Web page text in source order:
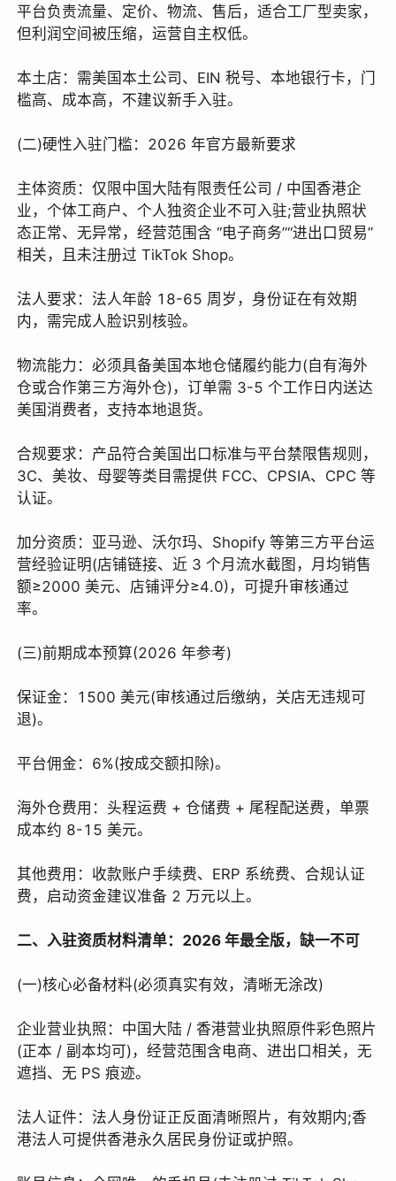
平台负责流量、定价、物流、售后，适合工厂型卖家，
但利润空间被压缩，运营自主权低。
本土店：需美国本土公司、EIN 税号、本地银行卡，门
槛高、成本高，不建议新手入驻。
(二)硬性入驻门槛：2026 年官方最新要求
主体资质：仅限中国大陆有限责任公司 / 中国香港企
业，个体工商户、个人独资企业不可入驻;营业执照状
态正常、无异常，经营范围含 “电子商务”“进出口贸易”
相关，且未注册过 TikTok Shop。
法人要求：法人年龄 18-65 周岁，身份证在有效期
内，需完成人脸识别核验。
物流能力：必须具备美国本地仓储履约能力(自有海外
仓或合作第三方海外仓)，订单需 3-5 个工作日内送达
美国消费者，支持本地退货。
合规要求：产品符合美国出口标准与平台禁限售规则，
3C、美妆、母婴等类目需提供 FCC、CPSIA、CPC 等
认证。
加分资质：亚马逊、沃尔玛、Shopify 等第三方平台运
营经验证明(店铺链接、近 3 个月流水截图，月均销售
额≥2000 美元、店铺评分≥4.0)，可提升审核通过
率。
(三)前期成本预算(2026 年参考)
保证金：1500 美元(审核通过后缴纳，关店无违规可
退)。
平台佣金：6%(按成交额扣除)。
海外仓费用：头程运费 + 仓储费 + 尾程配送费，单票
成本约 8-15 美元。
其他费用：收款账户手续费、ERP 系统费、合规认证
费，启动资金建议准备 2 万元以上。
二、入驻资质材料清单：2026 年最全版，缺一不可
(一)核心必备材料(必须真实有效，清晰无涂改)
企业营业执照：中国大陆 / 香港营业执照原件彩色照片
(正本 / 副本均可)，经营范围含电商、进出口相关，无
遮挡、无 PS 痕迹。
法人证件：法人身份证正反面清晰照片，有效期内;香
港法人可提供香港永久居民身份证或护照。